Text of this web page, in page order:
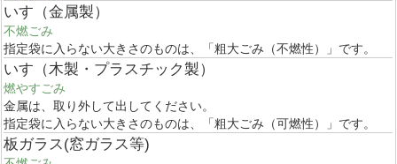
いす（金属製）
不燃ごみ
指定袋に入らない大きさのものは、「粗大ごみ（不燃性）」です。
いす（木製・プラスチック製）
燃やすごみ
金属は、取り外して出してください。
指定袋に入らない大きさのものは、「粗大ごみ（可燃性）」です。
板ガラス(窓ガラス等)